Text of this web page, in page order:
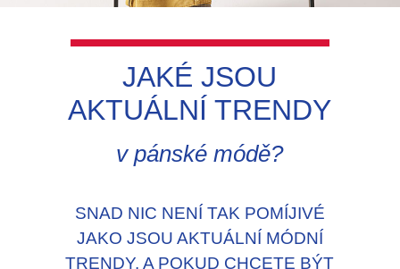
JAKÉ JSOU
AKTUÁLNÍ TRENDY
v pánské módě?
SNAD NIC NENÍ TAK POMÍJIVÉ
JAKO JSOU AKTUÁLNÍ MÓDNÍ
TRENDY. A POKUD CHCETE BÝT